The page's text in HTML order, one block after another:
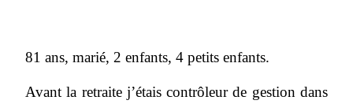
81 ans, marié, 2 enfants, 4 petits enfants.
Avant la retraite j’étais contrôleur de gestion dans